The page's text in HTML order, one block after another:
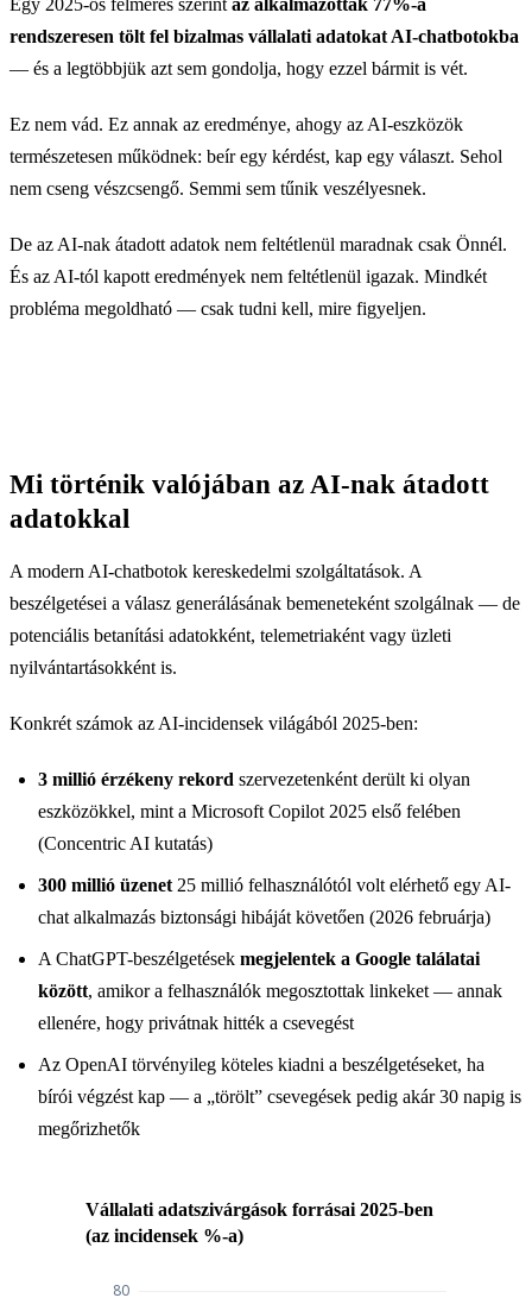
Egy 2025-ös felmérés szerint az alkalmazottak 77%-a
rendszeresen tölt fel bizalmas vállalati adatokat AI-chatbotokba
— és a legtöbbjük azt sem gondolja, hogy ezzel bármit is vét.
Ez nem vád. Ez annak az eredménye, ahogy az AI-eszközök
természetesen működnek: beír egy kérdést, kap egy választ. Sehol
nem cseng vészcsengő. Semmi sem tűnik veszélyesnek.
De az AI-nak átadott adatok nem feltétlenül maradnak csak Önnél.
És az AI-tól kapott eredmények nem feltétlenül igazak. Mindkét
probléma megoldható — csak tudni kell, mire figyeljen.
Mi történik valójában az AI-nak átadott
adatokkal
A modern AI-chatbotok kereskedelmi szolgáltatások. A
beszélgetései a válasz generálásának bemeneteként szolgálnak — de
potenciális betanítási adatokként, telemetriaként vagy üzleti
nyilvántartásokként is.
Konkrét számok az AI-incidensek világából 2025-ben:
3 millió érzékeny rekord szervezetenként derült ki olyan
eszközökkel, mint a Microsoft Copilot 2025 első felében
(Concentric AI kutatás)
300 millió üzenet 25 millió felhasználótól volt elérhető egy AI-
chat alkalmazás biztonsági hibáját követően (2026 februárja)
A ChatGPT-beszélgetések megjelentek a Google találatai
között, amikor a felhasználók megosztottak linkeket — annak
ellenére, hogy privátnak hitték a csevegést
Az OpenAI törvényileg köteles kiadni a beszélgetéseket, ha
bírói végzést kap — a „törölt” csevegések pedig akár 30 napig is
megőrizhetők
Vállalati adatszivárgások forrásai 2025-ben
(az incidensek %-a)